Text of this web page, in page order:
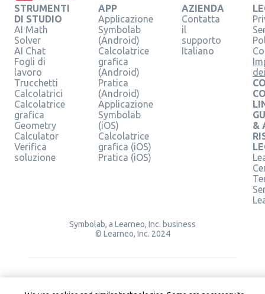
STRUMENTI
DI STUDIO
AI Math
Solver
AI Chat
Fogli di
lavoro
Trucchetti
Calcolatrici
Calcolatrice
grafica
Geometry
Calculator
Verifica
soluzione
APP
Applicazione
Symbolab
(Android)
Calcolatrice
grafica
(Android)
Pratica
(Android)
Applicazione
Symbolab
(iOS)
Calcolatrice
grafica (iOS)
Pratica (iOS)
AZIENDA
Contatta
il
supporto
Italiano
&
Symbolab, a Learneo, Inc. business
© Learneo, Inc. 2024